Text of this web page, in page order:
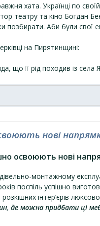
хата. Українці по
театру та кіно Богдан
позбирати. Аби були свої
на Пирятинщині:
що її рід походив із села
нові
освоюють нові
монтажному
поспіль успішно
інтер’єрів
де можна придбати ці